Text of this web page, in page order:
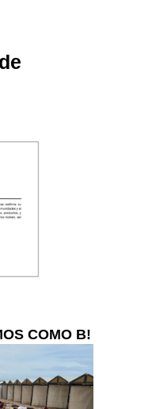
COMO B!